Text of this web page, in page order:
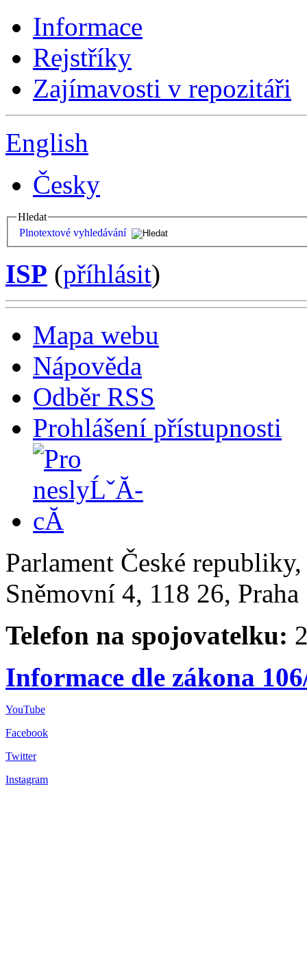
Informace
Rejstříky
Zajímavosti v repozitáři
English
Česky
Hledat
Plnotextové vyhledávání
ISP (příhlásit)
Mapa webu
Nápověda
Odběr RSS
Prohlášení přístupnosti
Parlament České
Sněmovní 4, 118 26,
Telefon na spojovatelku:
Informace dle zákona
YouTube
Facebook
Twitter
Instagram